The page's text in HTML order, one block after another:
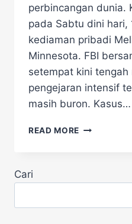
perbincangan dunia.
pada Sabtu dini hari,
kediaman pribadi
Minnesota. FBI
setempat kini tengah
pengejaran intensif
masih buron. Kasus…
READ MORE FBI
Cari